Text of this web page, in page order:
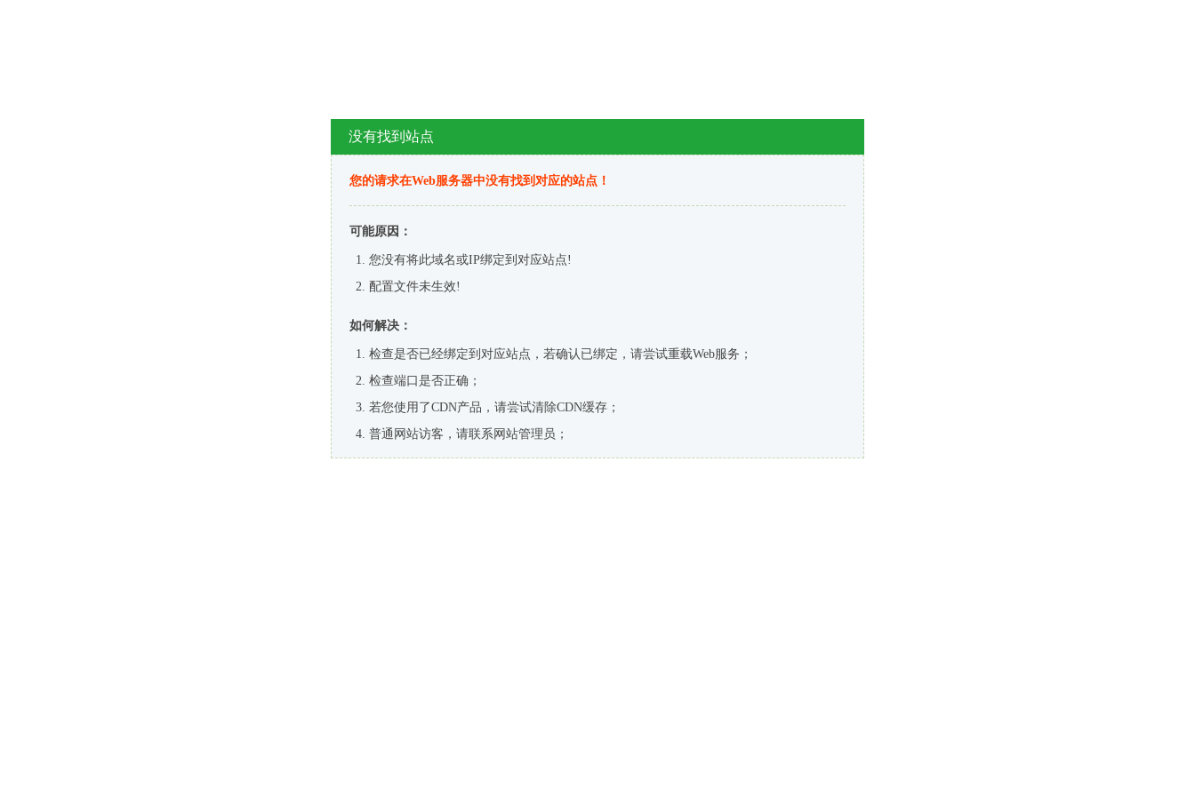
没有找到站点
您的请求在Web服务器中没有找到对应的站点！
可能原因：
您没有将此域名或IP绑定到对应站点!
配置文件未生效!
如何解决：
检查是否已经绑定到对应站点，若确认已绑定，请尝试重载Web服务；
检查端口是否正确；
若您使用了CDN产品，请尝试清除CDN缓存；
普通网站访客，请联系网站管理员；